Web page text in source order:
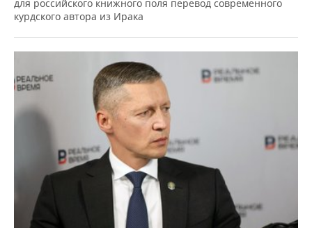
для российского книжного поля перевод современного
курдского автора из Ирака